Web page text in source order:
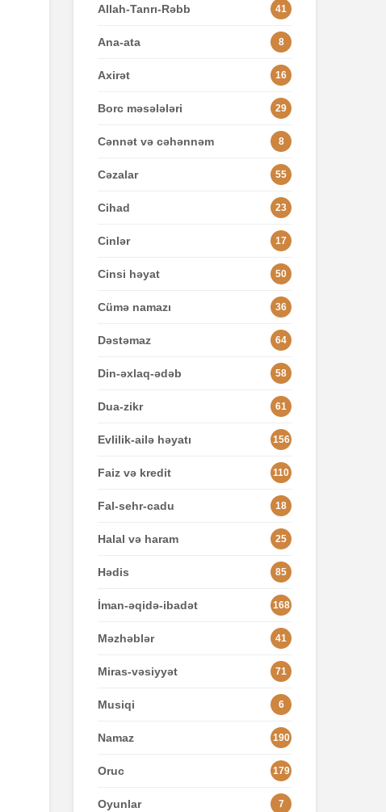
Allah-Tanrı-Rəbb 41
Ana-ata 8
Axirət 16
Borc məsələləri 29
Cənnət və cəhənnəm 8
Cəzalar 55
Cihad 23
Cinlər 17
Cinsi həyat 50
Cümə namazı 36
Dəstəmaz 64
Din-əxlaq-ədəb 58
Dua-zikr 61
Evlilik-ailə həyatı 156
Faiz və kredit 110
Fal-sehr-cadu 18
Halal və haram 25
Hədis 85
İman-əqidə-ibadət 168
Məzhəblər 41
Miras-vəsiyyət 71
Musiqi 6
Namaz 190
Oruc 179
Oyunlar 7